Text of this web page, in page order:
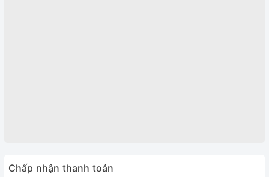
Chấp nhận thanh toán